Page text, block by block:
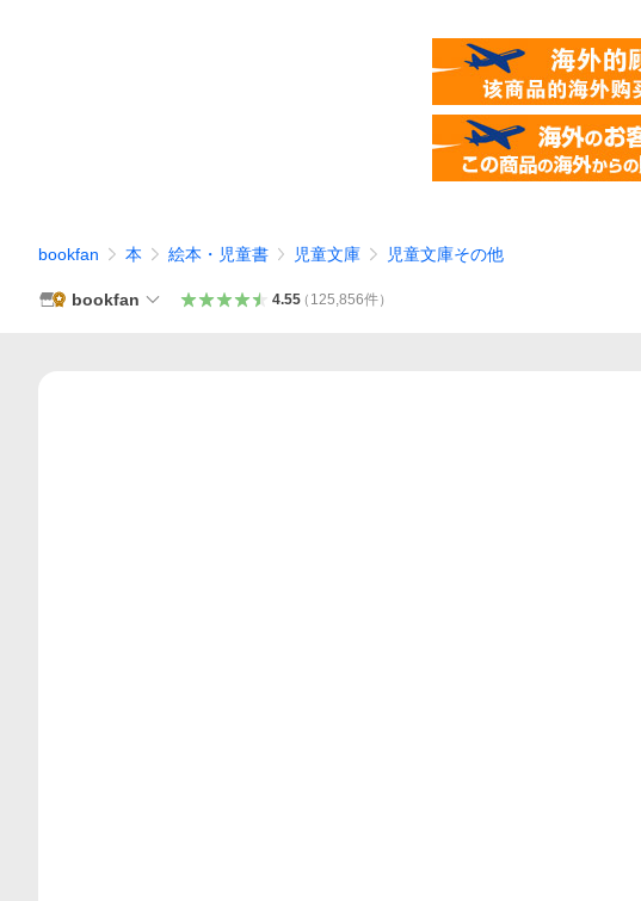
bookfan 本 絵本・児童書 児童文庫 児童文庫その他
bookfan 4.55（ 125,856件）